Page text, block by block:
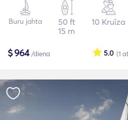
Buru jahta
50 ft
15 m
10 Kruīza
$964/diena (1
5.0